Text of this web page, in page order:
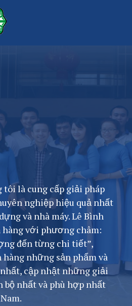
tôi là cung cấp giải pháp
nghiệp hiệu quả nhất
và nhà máy. Lê Bình
với phương châm:
đến từng chi tiết”,
những sản phẩm và
cập nhật những giải
nhất và phù hợp nhất